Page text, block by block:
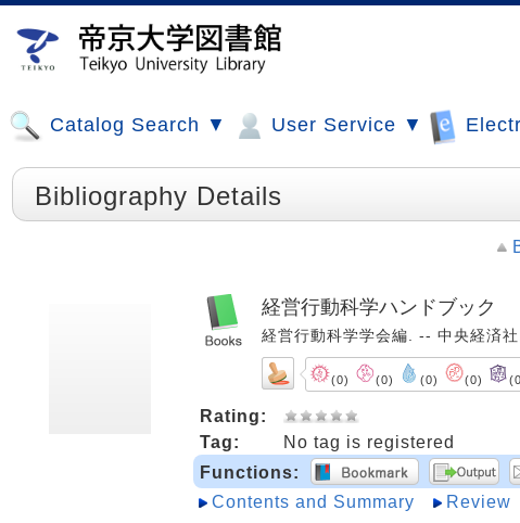
Catalog Search ▼ User Service ▼
Bibliography Details
経営行動科学ハンドブック
経営行動科学学会編. -- 中央経済
(0) (0) (0) (0)
Rating:
Tag:
No tag is registered
Functions:
Contents and Summary
Review